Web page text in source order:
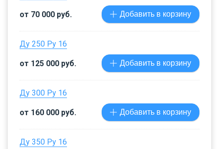
от 70 000 руб. Добавить в корзину
Ду 250 Ру 16
от 125 000 руб. Добавить в корзину
Ду 300 Ру 16
от 160 000 руб. Добавить в корзину
Ду 350 Ру 16